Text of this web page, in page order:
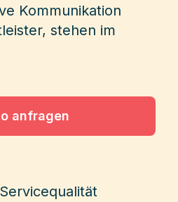
Kommunikation
stehen im
anfragen